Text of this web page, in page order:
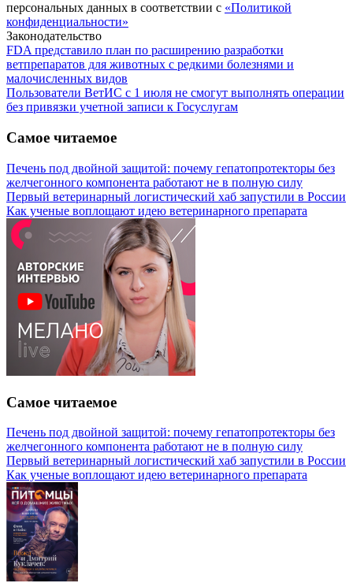
персональных данных в соответствии с «Политикой
конфиденциальности»
Законодательство
FDA представило план по расширению разработки
ветпрепаратов для животных с редкими болезнями и
малочисленных видов
Пользователи ВетИС с 1 июля не смогут выполнять операции
без привязки учетной записи к Госуслугам
Самое читаемое
Печень под двойной защитой: почему гепатопротекторы без
желчегонного компонента работают не в полную силу
Первый ветеринарный логистический хаб запустили в России
Как ученые воплощают идею ветеринарного препарата
Самое читаемое
Печень под двойной защитой: почему гепатопротекторы без
желчегонного компонента работают не в полную силу
Первый ветеринарный логистический хаб запустили в России
Как ученые воплощают идею ветеринарного препарата